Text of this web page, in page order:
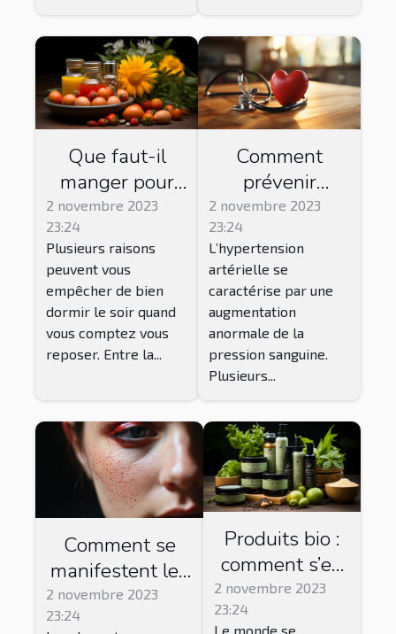
Que faut-il
manger pour
bien dormir ?
2 novembre 2023
23:24
Plusieurs raisons
peuvent vous
empêcher de bien
dormir le soir quand
vous comptez vous
reposer. Entre la...
Comment
prévenir
l’hypertension
artérielle ?
2 novembre 2023
23:24
L’hypertension
artérielle se
caractérise par une
augmentation
anormale de la
pression sanguine.
Plusieurs...
Comment se
manifestent les
dermatoses
inflammatoires ?
2 novembre 2023
23:24
Produits bio :
comment s’en
procurer ?
2 novembre 2023
23:24
Le monde se